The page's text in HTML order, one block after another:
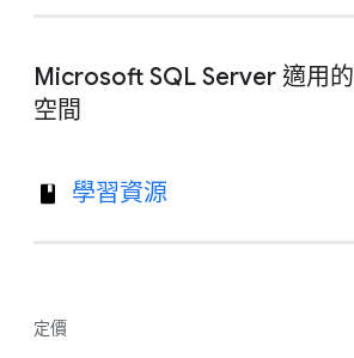
Microsoft SQL Server 適用
空間
學習資源
定價